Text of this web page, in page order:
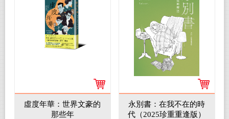
虛度年華：世界文豪的
那些年
永別書：在我不在的時
代（2025珍重重逢版）